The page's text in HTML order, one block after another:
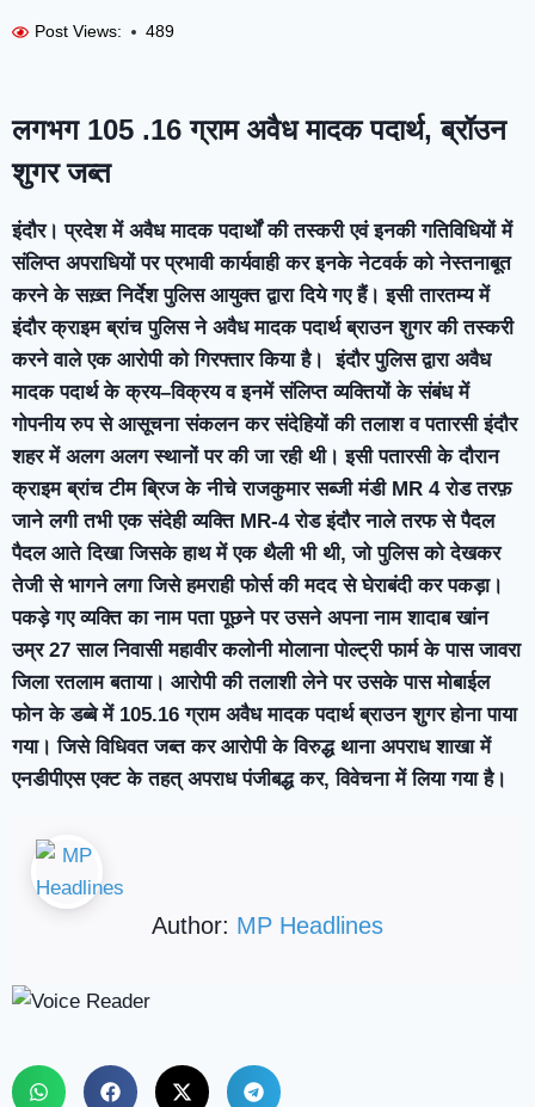
Post Views: 489
लगभग 105 .16 ग्राम अवैध मादक पदार्थ,ब्रॉउन
शुगर जब्‍त
इंदौर। प्रदेश में अवैध मादक पदार्थों की तस्करी एवं इनकी गतिविधियों में
संलिप्त अपराधियों पर प्रभावी कार्यवाही कर इनके नेटवर्क को नेस्तनाबूत
करने के सख़्त निर्देश पुलिस आयुक्‍त द्वारा दिये गए हैं। इसी तारतम्य में
इंदौर क्राइम ब्रांच पुलिस ने अवैध मादक पदार्थ ब्राउन शुगर की तस्‍करी
करने वाले एक आरोपी को गिरफ्तार किया है। इंदौर पुलिस द्वारा अवैध
मादक पदार्थ के क्रय–विक्रय व इनमें संलिप्त व्यक्तियों के संबंध में
गोपनीय रुप से आसूचना संकलन कर संदेहियों की तलाश व पतारसी इंदौर
शहर में अलग अलग स्थानों पर की जा रही थी। इसी पतारसी के दौरान
क्राइम ब्रांच टीम ब्रिज के नीचे राजकुमार सब्जी मंडी MR 4 रोड तरफ़
जाने लगी तभी एक संदेही व्यक्ति MR-4 रोड इंदौर नाले तरफ से पैदल
पैदल आते दिखा जिसके हाथ में एक थैली भी थी, जो पुलिस को देखकर
तेजी से भागने लगा जिसे हमराही फोर्स की मदद से घेराबंदी कर पकड़ा।
पकड़े गए व्‍यक्ति का नाम पता पूछने पर उसने अपना नाम शादाब खांन
उम्र 27 साल निवासी महावीर कलोनी मोलाना पोल्ट्री फार्म के पास जावरा
जिला रतलाम बताया। आरोपी की तलाशी लेने पर उसके पास मोबाईल
फोन के डब्बे में 105.16 ग्राम अवैध मादक पदार्थ ब्राउन शुगर होना पाया
गया। जिसे विधिवत जब्‍त कर आरोपी के विरुद्ध थाना अपराध शाखा में
एनडीपीएस एक्ट के तहत् अपराध पंजीबद्ध कर, विवेचना में लिया गया है।
Author: MP Headlines